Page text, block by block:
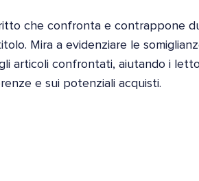
che confronta e contrappone
Mira a evidenziare le
articoli confrontati, aiutando i
e sui potenziali acquisti.